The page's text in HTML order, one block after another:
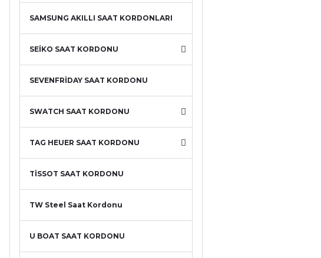
SAMSUNG AKILLI SAAT KORDONLARI
SEİKO SAAT KORDONU
SEVENFRİDAY SAAT KORDONU
SWATCH SAAT KORDONU
TAG HEUER SAAT KORDONU
TİSSOT SAAT KORDONU
TW Steel Saat Kordonu
U BOAT SAAT KORDONU